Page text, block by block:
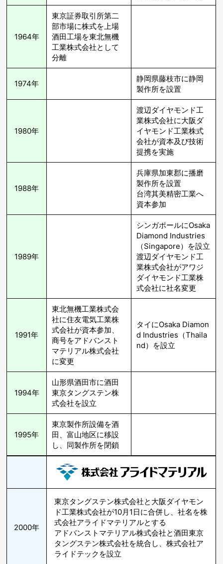
1964年
東京証券取引所第二
部市場に株式を上場
酒田工場を東北無機
工業株式会社として
分離
1974年
静岡県藤枝市に静岡
製作所を設置
1980年
渡辺ダイヤモンド工
業株式会社に大阪ダ
イヤモンド工業株式
会社が資本及び技術
提携を実施
1988年
兵庫県加東郡に播磨
製作所を設置
台湾其美精密工業へ
資本参加
1989年
シンガポールにOsaka
Diamond Industries
（Singapore）を設立
渡辺ダイヤモンド工
業株式会社がアワジ
ダイヤモンド工業株
式会社に社名変更
1991年
東北無機工業株式会
社に住友電気工業株
式会社が資本参加、
商号をアドバンスト
マテリアル株式会社
に変更
タイにOsaka Diamon
d Industries（Thaila
nd）を設立
1994年
山形県酒田市に酒田
東京タングステン株
式会社を設立
1995年
東京製作所設備を酒
田、富山地区に移設
し、同製作所を閉鎖
2000年
東京タングステン株式会社と大阪ダイヤモン
ド工業株式会社が10月1日に合併し、社名を株
式会社アライドマテリアルとする
アドバンストマテリアル株式会社と酒田東京
タングステン株式会社を統合し、株式会社ア
ライドテックを設立